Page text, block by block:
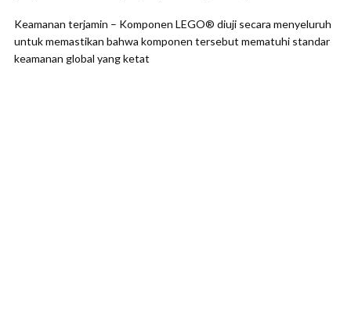
Keamanan terjamin – Komponen LEGO® diuji secara menyeluruh
untuk memastikan bahwa komponen tersebut mematuhi standar
keamanan global yang ketat